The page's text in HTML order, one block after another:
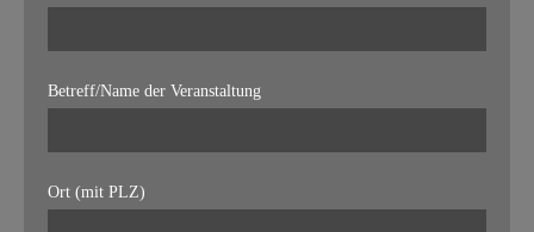
Betreff/Name der Veranstaltung
Ort (mit PLZ)